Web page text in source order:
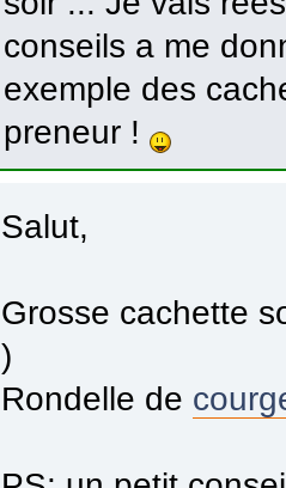
conseils a me
exemple des
preneur !
Salut,
Grosse cachette
)
Rondelle de